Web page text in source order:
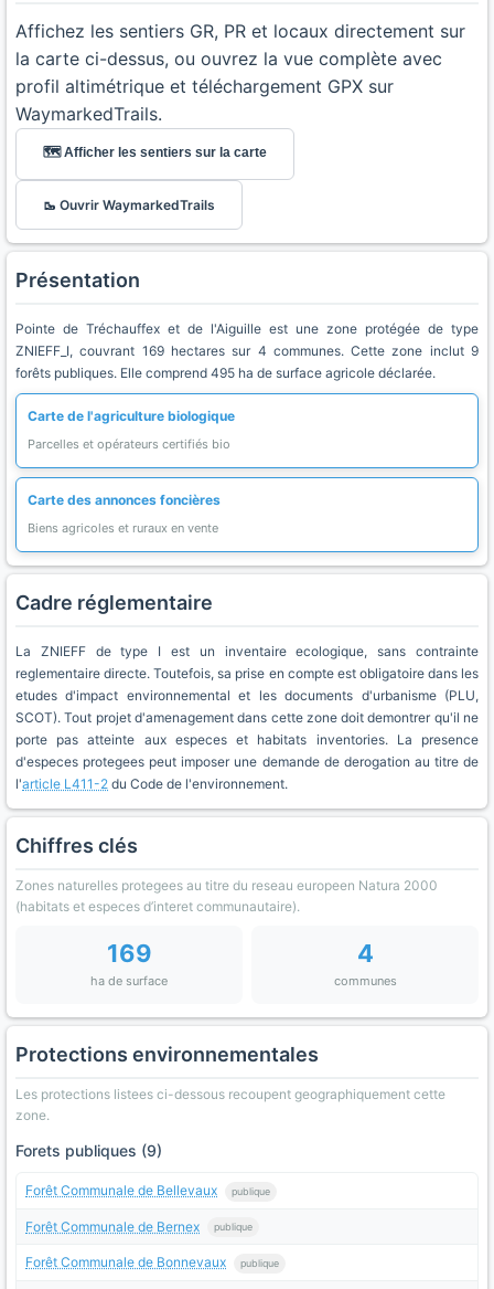
Affichez les sentiers GR, PR et locaux directement sur
la carte ci-dessus, ou ouvrez la vue complète avec
profil altimétrique et téléchargement GPX sur
WaymarkedTrails.
🗺️ Afficher les sentiers sur la carte
🥾 Ouvrir WaymarkedTrails
Présentation
Pointe de Tréchauffex et de l'Aiguille est une zone protégée de type
ZNIEFF_I, couvrant 169 hectares sur 4 communes. Cette zone inclut 9
forêts publiques. Elle comprend 495 ha de surface agricole déclarée.
Carte de l'agriculture biologique
Parcelles et opérateurs certifiés bio
Carte des annonces foncières
Biens agricoles et ruraux en vente
Cadre réglementaire
La ZNIEFF de type I est un inventaire ecologique, sans contrainte
reglementaire directe. Toutefois, sa prise en compte est obligatoire dans les
etudes d'impact environnemental et les documents d'urbanisme (PLU,
SCOT). Tout projet d'amenagement dans cette zone doit demontrer qu'il ne
porte pas atteinte aux especes et habitats inventories. La presence
d'especes protegees peut imposer une demande de derogation au titre de
l'article L411-2 du Code de l'environnement.
Chiffres clés
Zones naturelles protegees au titre du reseau europeen Natura 2000
(habitats et especes d’interet communautaire).
169
ha de surface
4
communes
Protections environnementales
Les protections listees ci-dessous recoupent geographiquement cette
zone.
Forets publiques (9)
Forêt Communale de Bellevaux publique
Forêt Communale de Bernex publique
Forêt Communale de Bonnevaux publique